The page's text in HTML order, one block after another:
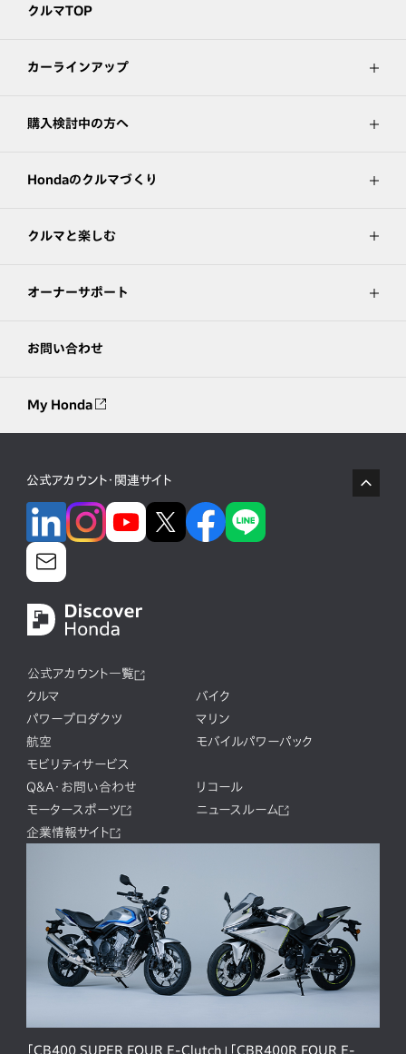
クルマTOP
カーラインアップ
購入検討中の方へ
Hondaのクルマづくり
クルマと楽しむ
オーナーサポート
お問い合わせ
My Honda
公式アカウント・関連サイト
公式アカウント一覧
クルマ
バイク
パワープロダクツ
マリン
航空
モバイルパワーパック
モビリティサービス
Q&A・お問い合わせ
リコール
モータースポーツ
ニュースルーム
企業情報サイト
「CB400 SUPER FOUR E-Clutch」「CBR400R FOUR E-